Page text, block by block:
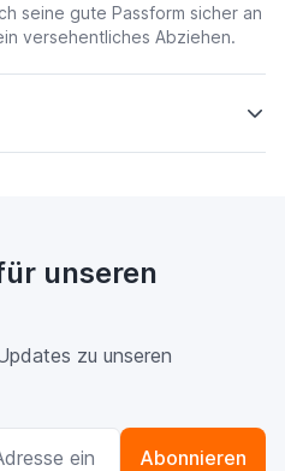
seine gute Passform sicher an
versehentliches Abziehen.
unseren
zu unseren
E-Mailadresse
Abonnieren